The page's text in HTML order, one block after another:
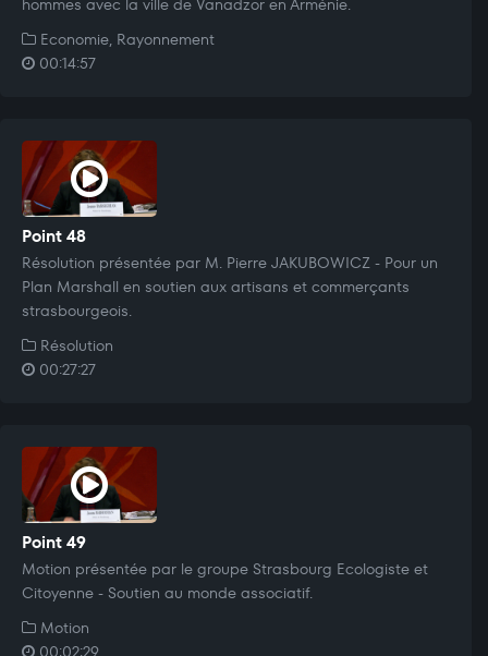
Economie, Rayonnement
00:14:57
Point 48
Résolution présentée par M. Pierre JAKUBOWICZ - Pour un
Plan Marshall en soutien aux artisans et commerçants
strasbourgeois.
Résolution
00:27:27
Point 49
Motion présentée par le groupe Strasbourg Ecologiste et
Citoyenne - Soutien au monde associatif.
Motion
00:02:29